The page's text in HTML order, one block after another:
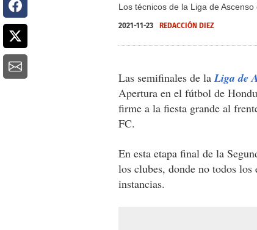
Los técnicos de la Liga de
2021-11-23 REDACCIÓN DIEZ
Las semifinales de laLiga de
Apertura en el fútbol de
firme a la fiesta grande al
FC.
En esta etapa final de la
los clubes, donde no todos
instancias.